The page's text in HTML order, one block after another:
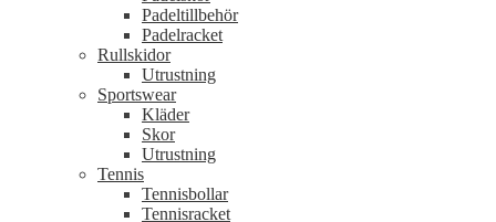
Padeltillbehör
Padelracket
Rullskidor
Utrustning
Sportswear
Kläder
Skor
Utrustning
Tennis
Tennisbollar
Tennisracket